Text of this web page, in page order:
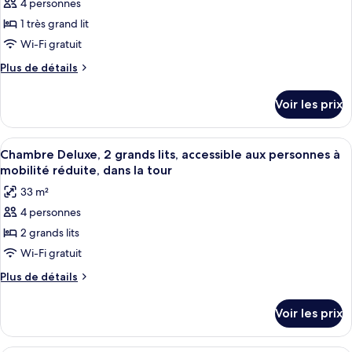
Suite,
Non-
Smoking
Junior
Suite,
Smoking
photos
pour
ce
type
de
Chambre
Standard,
1
très
grand
lit
4 personnes
1 très grand lit
Wi-Fi gratuit
Plus de détails
Plus
le
type
de
chambre
Standard,
grand
lit
Voir les prix
Afficher
toutes
les
photos
pour
ce
type
de
Deluxe,
2
Une chambre d’hôtel avec deux lits,
5
Chambre Deluxe, 2 grands lits, accessible aux personnes à
mobilité réduite, dans la tour
33 m²
4 personnes
2 grands lits
Wi-Fi gratuit
Plus de détails
Plus
le
type
Voir les prix